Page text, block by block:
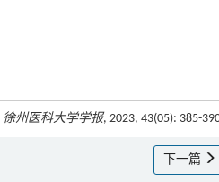
徐州医科大学学报, 2023, 43(05): 385-
下一篇